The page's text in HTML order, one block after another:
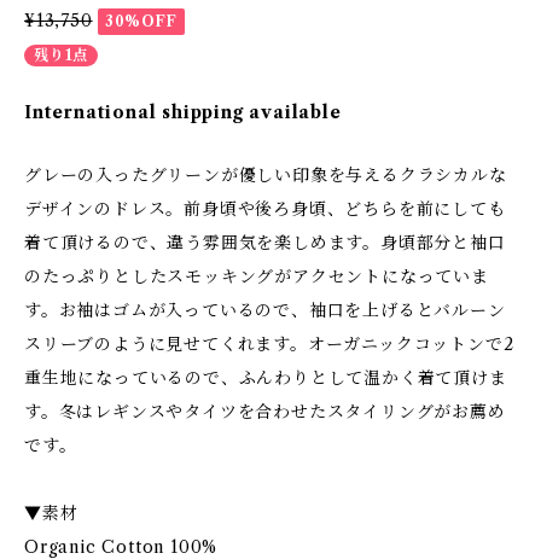
¥13,750
30%OFF
残り1点
International shipping available
グレーの入ったグリーンが優しい印象を与えるクラシカルな
デザインのドレス。前身頃や後ろ身頃、どちらを前にしても
着て頂けるので、違う雰囲気を楽しめます。身頃部分と袖口
のたっぷりとしたスモッキングがアクセントになっていま
す。お袖はゴムが入っているので、袖口を上げるとバルーン
スリーブのように見せてくれます。オーガニックコットンで2
重生地になっているので、ふんわりとして温かく着て頂けま
す。冬はレギンスやタイツを合わせたスタイリングがお薦め
です。
▼素材
Organic Cotton 100%